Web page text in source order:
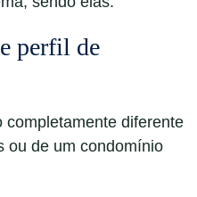
perfil de
completamente diferente
ou de um condomínio